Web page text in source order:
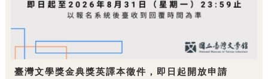
臺灣文學獎金典獎英譯本徵件，即日起開放申請